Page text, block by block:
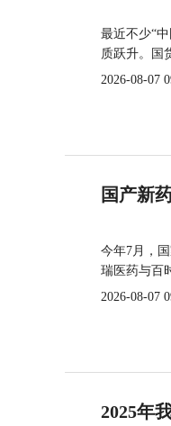
最近不少“
质跃升。国
2026-08-07
国产新
今年7月，
瑞医药与百
2026-08-07
2025年